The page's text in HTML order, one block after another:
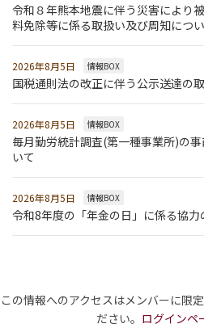
令和８年熊本地震に伴う災害により
料免除等に係る取扱い及び周知につ
2026年8月5日 情報BOX
国税通則法の改正に伴う公示送達の
2026年8月5日 情報BOX
毎月勤労統計調査(第一種事業所)の
いて
2026年8月5日 情報BOX
令和8年度の「年金の日」に係る協力
この情報へのアクセスはメンバーに限
ださい。 ログインペ